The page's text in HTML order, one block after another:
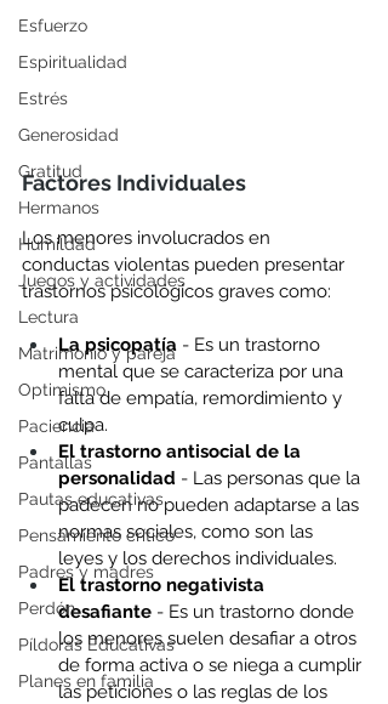
Esfuerzo
Espiritualidad
Estrés
Generosidad
Gratitud
Hermanos
Humildad
Juegos y actividades
Lectura
Matrimonio y pareja
Optimismo
Paciencia
Pantallas
Pautas educativas
Pensamiento crítico
Padres y madres
Perdón
Píldoras Educativas
Planes en familia
Factores Individuales
Los menores involucrados en
conductas violentas pueden presentar
trastornos psicológicos graves como:
La psicopatía - Es un trastorno
mental que se caracteriza por una
falta de empatía, remordimiento y
culpa.
El trastorno antisocial de la
personalidad - Las personas que la
padecen no pueden adaptarse a las
normas sociales, como son las
leyes y los derechos individuales.
El trastorno negativista
desafiante - Es un trastorno donde
los menores suelen desafiar a otros
de forma activa o se niega a cumplir
las peticiones o las reglas de los